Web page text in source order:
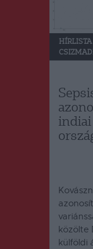
HÍRLISTA
indiai
közölte
külföldi